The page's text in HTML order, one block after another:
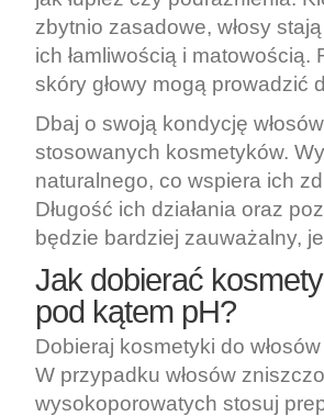
zbytnio zasadowe, włosy
ich łamliwością i
skóry głowy mogą prowadzić
Dbaj o swoją kondycję
stosowanych kosmetyków.
naturalnego, co wspiera ich
Długość ich działania oraz
będzie bardziej zauważalny,
Jak dobierać
pod kątem pH?
Dobieraj kosmetyki do
W przypadku włosów
wysokoporowatych stosuj